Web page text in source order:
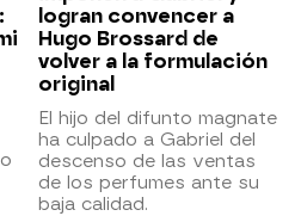
logran convencer a
Hugo Brossard de
volver a la formulación
original
El hijo del difunto magnate
ha culpado a Gabriel del
descenso de las ventas
de los perfumes ante su
baja calidad.